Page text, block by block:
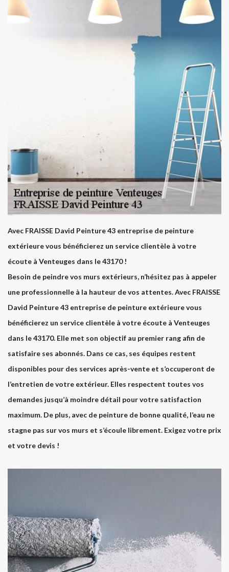
Avec FRAISSE David Peinture 43 entreprise de peinture
extérieure vous bénéficierez un service clientèle à votre
écoute à Venteuges dans le 43170 !
Besoin de peindre vos murs extérieurs, n’hésitez pas à appeler
une professionnelle à la hauteur de vos attentes. Avec FRAISSE
David Peinture 43 entreprise de peinture extérieure vous
bénéficierez un service clientèle à votre écoute à Venteuges
dans le 43170. Elle met son objectif au premier rang afin de
satisfaire ses abonnés. Dans ce cas, ses équipes restent
disponibles pour des services après-vente et s’occuperont de
l’entretien de votre extérieur. Elles respectent toutes vos
demandes jusqu’à moindre détail pour votre satisfaction
maximum. De plus, avec de peinture de bonne qualité, l’eau ne
stagne pas sur vos murs et s’écoule librement. Exigez votre prix
et votre devis !